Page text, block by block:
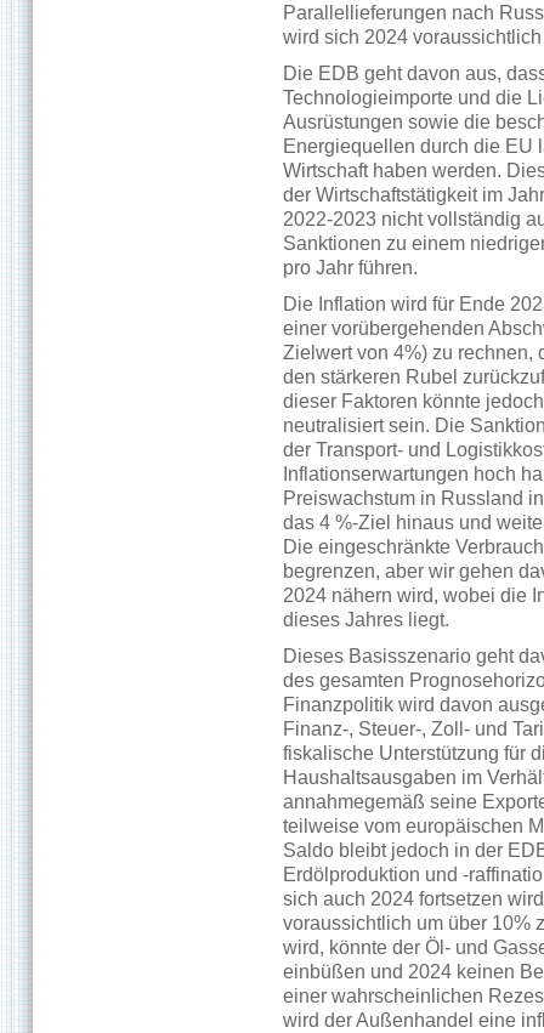
Parallellieferungen nach
wird sich 2024
Die EDB geht davon aus,
Technologieimporte und die
Ausrüstungen sowie die
Energiequellen durch die EU
Wirtschaft haben werden.
der Wirtschaftstätigkeit im
2022-2023 nicht vollständig
Sanktionen zu einem
pro Jahr führen.
Die Inflation wird für Ende
einer vorübergehenden
Zielwert von 4%) zu rechnen,
den stärkeren Rubel
dieser Faktoren könnte
neutralisiert sein. Die
der Transport- und
Inflationserwartungen hoch
Preiswachstum in Russland
das 4 %-Ziel hinaus und
Die eingeschränkte
begrenzen, aber wir gehen
2024 nähern wird, wobei die
dieses Jahres liegt.
Dieses Basisszenario geht
des gesamten
Finanzpolitik wird davon
Finanz-, Steuer-, Zoll- und
fiskalische Unterstützung für
Haushaltsausgaben im
annahmegemäß seine
teilweise vom europäischen
Saldo bleibt jedoch in der
Erdölproduktion und -
sich auch 2024 fortsetzen
voraussichtlich um über 10%
wird, könnte der Öl- und
einbüßen und 2024 keinen
einer wahrscheinlichen
wird der Außenhandel eine